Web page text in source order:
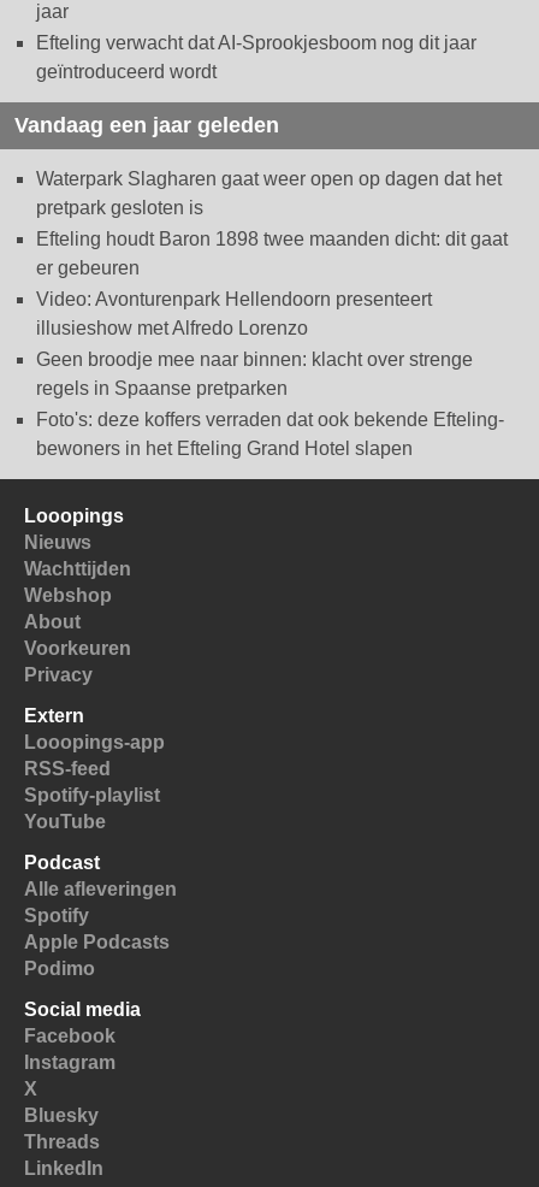
jaar
Efteling verwacht dat AI-Sprookjesboom nog dit jaar
geïntroduceerd wordt
Vandaag een jaar geleden
Waterpark Slagharen gaat weer open op dagen dat het
pretpark gesloten is
Efteling houdt Baron 1898 twee maanden dicht: dit gaat
er gebeuren
Video: Avonturenpark Hellendoorn presenteert
illusieshow met Alfredo Lorenzo
Geen broodje mee naar binnen: klacht over strenge
regels in Spaanse pretparken
Foto's: deze koffers verraden dat ook bekende Efteling-
bewoners in het Efteling Grand Hotel slapen
Looopings
Nieuws
Wachttijden
Webshop
About
Voorkeuren
Privacy
Extern
Looopings-app
RSS-feed
Spotify-playlist
YouTube
Podcast
Alle afleveringen
Spotify
Apple Podcasts
Podimo
Social media
Facebook
Instagram
X
Bluesky
Threads
LinkedIn